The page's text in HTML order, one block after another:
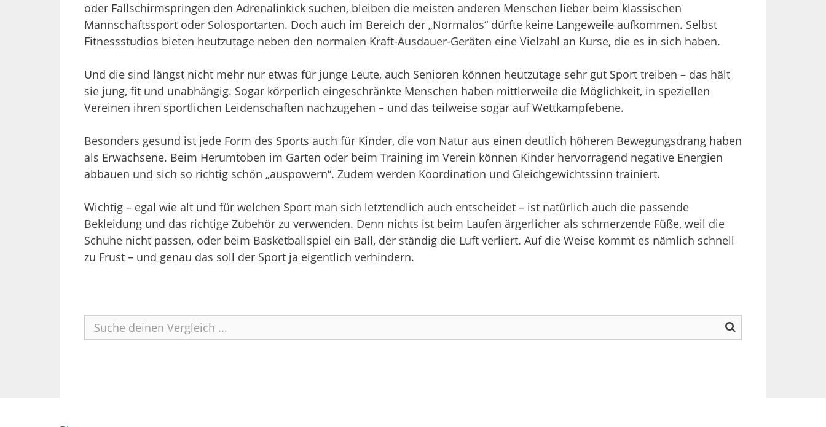
oder Fallschirmspringen den Adrenalinkick suchen, bleiben die meisten anderen Menschen lieber beim klassischen
Mannschaftssport oder Solosportarten. Doch auch im Bereich der „Normalos“ dürfte keine Langeweile aufkommen. Selbst
Fitnessstudios bieten heutzutage neben den normalen Kraft-Ausdauer-Geräten eine Vielzahl an Kurse, die es in sich haben.
Und die sind längst nicht mehr nur etwas für junge Leute, auch Senioren können heutzutage sehr gut Sport treiben – das hält
sie jung, fit und unabhängig. Sogar körperlich eingeschränkte Menschen haben mittlerweile die Möglichkeit, in speziellen
Vereinen ihren sportlichen Leidenschaften nachzugehen – und das teilweise sogar auf Wettkampfebene.
Besonders gesund ist jede Form des Sports auch für Kinder, die von Natur aus einen deutlich höheren Bewegungsdrang haben
als Erwachsene. Beim Herumtoben im Garten oder beim Training im Verein können Kinder hervorragend negative Energien
abbauen und sich so richtig schön „auspowern“. Zudem werden Koordination und Gleichgewichtssinn trainiert.
Wichtig – egal wie alt und für welchen Sport man sich letztendlich auch entscheidet – ist natürlich auch die passende
Bekleidung und das richtige Zubehör zu verwenden. Denn nichts ist beim Laufen ärgerlicher als schmerzende Füße, weil die
Schuhe nicht passen, oder beim Basketballspiel ein Ball, der ständig die Luft verliert. Auf die Weise kommt es nämlich schnell
zu Frust – und genau das soll der Sport ja eigentlich verhindern.